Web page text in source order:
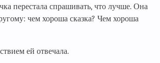
перестала спрашивать, что лучше. Она
чем хороша сказка? Чем хороша
ей отвечала.